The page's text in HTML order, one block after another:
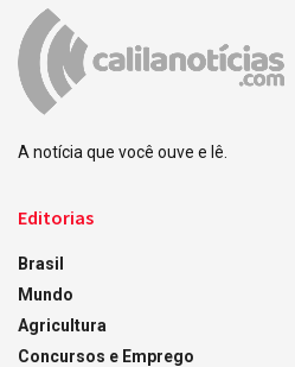
A notícia que você ouve e lê.
Editorias
Brasil
Mundo
Agricultura
Concursos e Emprego